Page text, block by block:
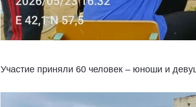
Участие приняли 60 человек – юноши и